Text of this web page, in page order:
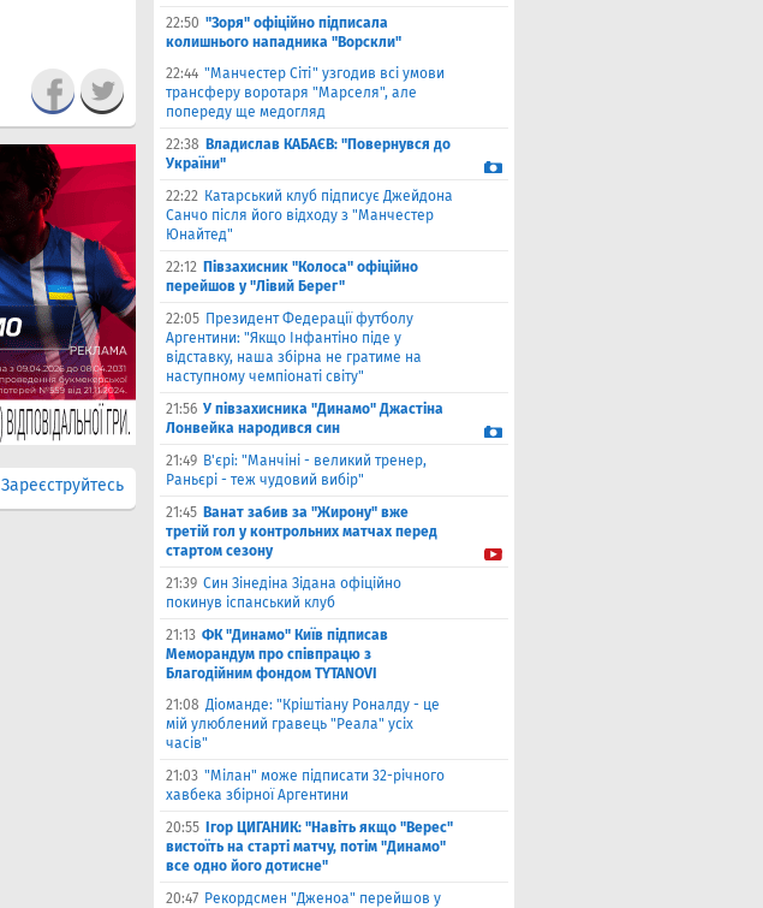
Зареєструйтесь
22:50 "Зоря" офіційно підписала
колишнього нападника "Ворскли"
22:44 "Манчестер Сіті" узгодив всі умови
трансферу воротаря "Марселя", але
попереду ще медогляд
22:38 Владислав КАБАЄВ: "Повернувся до
України"
22:22 Катарський клуб підписує Джейдона
Санчо після його відходу з "Манчестер
Юнайтед"
22:12 Півзахисник "Колоса" офіційно
перейшов у "Лівий Берег"
22:05 Президент Федерації футболу
Аргентини: "Якщо Інфантіно піде у
відставку, наша збірна не гратиме на
наступному чемпіонаті світу"
21:56 У півзахисника "Динамо" Джастіна
Лонвейка народився син
21:49 В'єрі: "Манчіні - великий тренер,
Раньєрі - теж чудовий вибір"
21:45 Ванат забив за "Жирону" вже
третій гол у контрольних матчах перед
стартом сезону
21:39 Син Зінедіна Зідана офіційно
покинув іспанський клуб
21:13 ФК "Динамо" Київ підписав
Меморандум про співпрацю з
Благодійним фондом TYTANOVI
21:08 Діоманде: "Кріштіану Роналду - це
мій улюблений гравець "Реала" усіх
часів"
21:03 "Мілан" може підписати 32-річного
хавбека збірної Аргентини
20:55
Ігор ЦИГАНИК: "Навіть якщо "Верес"
вистоїть на старті матчу, потім "Динамо"
все одно його дотисне"
20:47 Рекордсмен "Дженоа" перейшов у